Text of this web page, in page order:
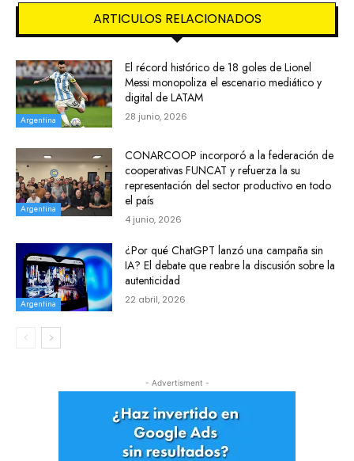
ARTICULOS RELACIONADOS
Argentina
El récord histórico de 18 goles de Lionel
Messi monopoliza el escenario mediático y
digital de LATAM
28 junio, 2026
Argentina
CONARCOOP incorporó a la federación de
cooperativas FUNCAT y refuerza la su
representación del sector productivo en todo
el país
4 junio, 2026
Argentina
¿Por qué ChatGPT lanzó una campaña sin
IA? El debate que reabre la discusión sobre la
autenticidad
22 abril, 2026
- Advertisment -